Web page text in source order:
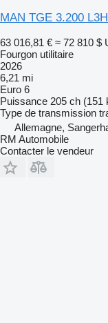
MAN TGE 3.200
63 016,81 € ≈ 72 810 $
Fourgon utilitaire
2026
6,21 mi
Euro 6
Puissance 205 ch (151
Type de transmission
Allemagne,
RM Automobile
Contacter le vendeur